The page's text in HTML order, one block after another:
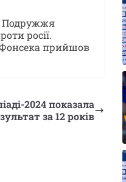
Подружжя
росії.
Фонсека прийшов
2024 показала
за 12 років